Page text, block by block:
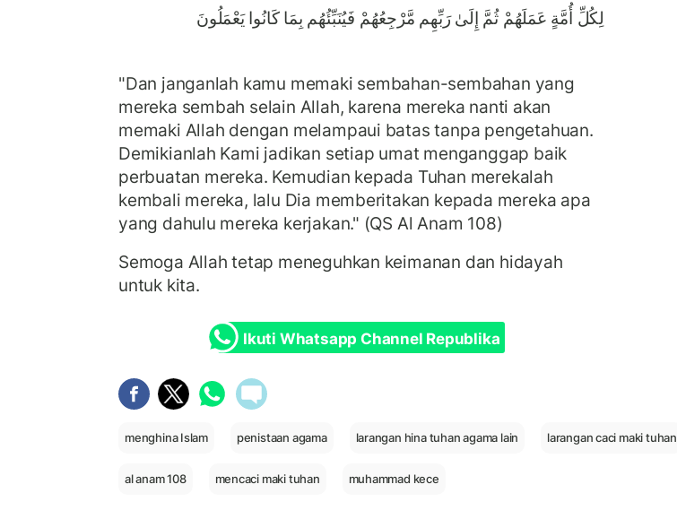
لِكُلِّ أُمَّةٍ عَمَلَهُمْ ثُمَّ إِلَىٰ رَبِّهِم مَّرْجِعُهُمْ فَيُنَبِّئُهُم بِمَا كَانُوا يَعْمَلُونَ
"Dan janganlah kamu memaki sembahan-sembahan yang
mereka sembah selain Allah, karena mereka nanti akan
memaki Allah dengan melampaui batas tanpa pengetahuan.
Demikianlah Kami jadikan setiap umat menganggap baik
perbuatan mereka. Kemudian kepada Tuhan merekalah
kembali mereka, lalu Dia memberitakan kepada mereka apa
yang dahulu mereka kerjakan." (QS Al Anam 108)
Semoga Allah tetap meneguhkan keimanan dan hidayah
untuk kita.
Ikuti Whatsapp Channel Republika
menghina Islam penistaan agama larangan hina tuhan agama lain larangan caci maki tuhan
al anam 108 mencaci maki tuhan muhammad kece